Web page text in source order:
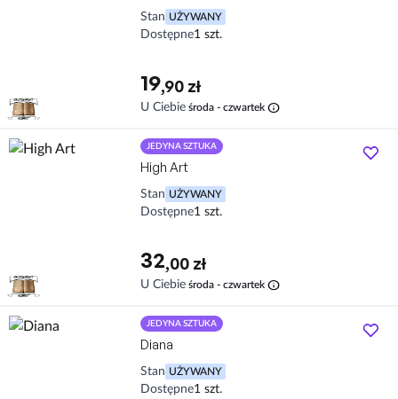
Stan UŻYWANY
Dostępne1 szt.
19,90 zł
U Ciebie środa - czwartek info
JEDYNA SZTUKA
High Art
Stan UŻYWANY
Dostępne1 szt.
32,00 zł
U Ciebie środa - czwartek info
JEDYNA SZTUKA
Diana
Stan UŻYWANY
Dostępne1 szt.